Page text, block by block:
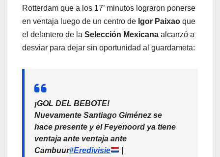
Rotterdam que a los 17’ minutos lograron ponerse
en ventaja luego de un centro de Igor Paixao que
el delantero de la Selección Mexicana alcanzó a
desviar para dejar sin oportunidad al guardameta:
¡GOL DEL BEBOTE!
Nuevamente Santiago Giménez se
hace presente y el Feyenoord ya tiene
ventaja ante ventaja ante
Cambuur#Eredivisie